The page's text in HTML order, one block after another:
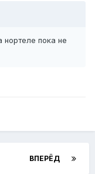
нортеле пока не
ВПЕРЁД